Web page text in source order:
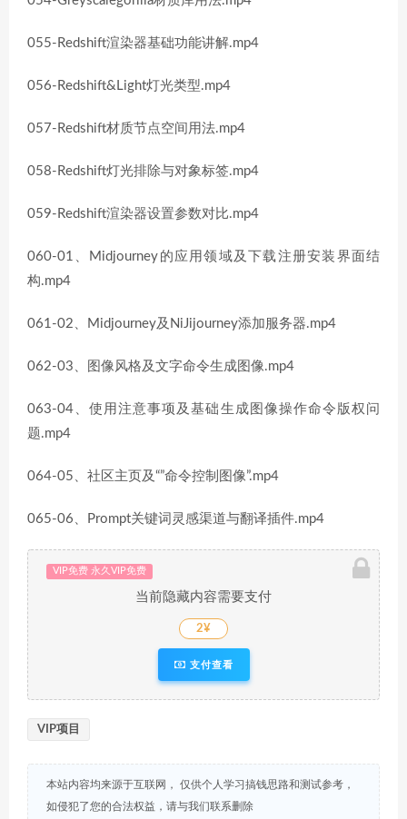
055-Redshift渲染器基础功能讲解.mp4
056-Redshift&Light灯光类型.mp4
057-Redshift材质节点空间用法.mp4
058-Redshift灯光排除与对象标签.mp4
059-Redshift渲染器设置参数对比.mp4
060-01、Midjourney的应用领域及下载注册安装界面结
构.mp4
061-02、Midjourney及NiJijourney添加服务器.mp4
062-03、图像风格及文字命令生成图像.mp4
063-04、使用注意事项及基础生成图像操作命令版权问
题.mp4
064-05、社区主页及“”命令控制图像”.mp4
065-06、Prompt关键词灵感渠道与翻译插件.mp4
VIP免费 永久VIP免费
当前隐藏内容需要支付
2¥
支付查看
VIP项目
本站内容均来源于互联网， 仅供个人学习搞钱思路和测试参考，
如侵犯了您的合法权益，请与我们联系删除